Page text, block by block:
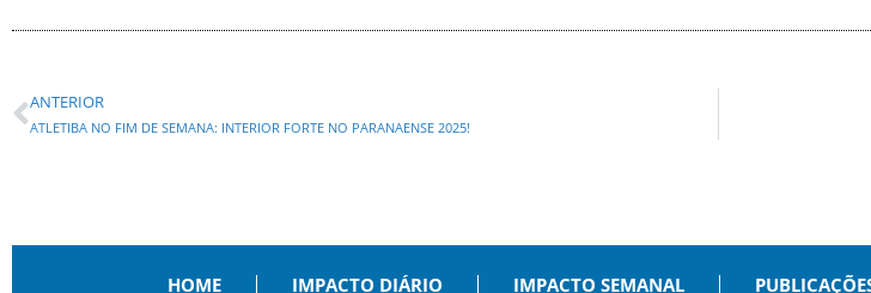
ANTERIOR
ATLETIBA NO FIM DE SEMANA: INTERIOR FORTE NO PARANAENSE 2025!
HOME IMPACTO DIÁRIO IMPACTO SEMANAL